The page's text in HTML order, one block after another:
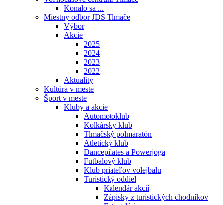
Konalo sa ...
Miestny odbor JDS Tlmače
Výbor
Akcie
2025
2024
2023
2022
Aktuality
Kultúra v meste
Šport v meste
Kluby a akcie
Automotoklub
Kolkársky klub
Tlmačský polmaratón
Atletický klub
Dancepilates a Powerjoga
Futbalový klub
Klub priateľov volejbalu
Turistický oddiel
Kalendár akcií
Zápisky z turistických chodníkov